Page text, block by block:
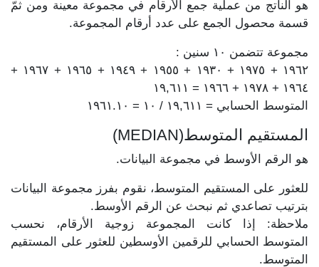
هو الناتج من عملية جمع الأرقام في مجموعة معينة ومن ثمّ
قسمة محصول الجمع على عدد أرقام المجموعة.
مجموعة تتضمن ١٠ سنين :
١٩٦٢ + ١٩٧٥ + ١٩٣٠ + ١٩٥٥ + ١٩٤٩ + ١٩٦٥ + ١٩٦٧ +
١٩٦٤ + ١٩٧٨ + ١٩٦٦ = ١٩,٦١١
المتوسط الحسابي = ١٩,٦١١ / ١٠ = ١٩٦١.١٠
المستقيم المتوسط(MEDIAN)
هو الرقم الأوسط في مجموعة البيانات.
للعثور على المستقيم المتوسط، نقوم بفرز مجموعة البيانات
بترتيب تصاعدي ثم نبحث عن الرقم الأوسط.
ملاحظة: إذا كانت المجموعة زوجية الأرقام، نحسب
المتوسط الحسابي للرقمين الأوسطين للعثور على المستقيم
المتوسط.